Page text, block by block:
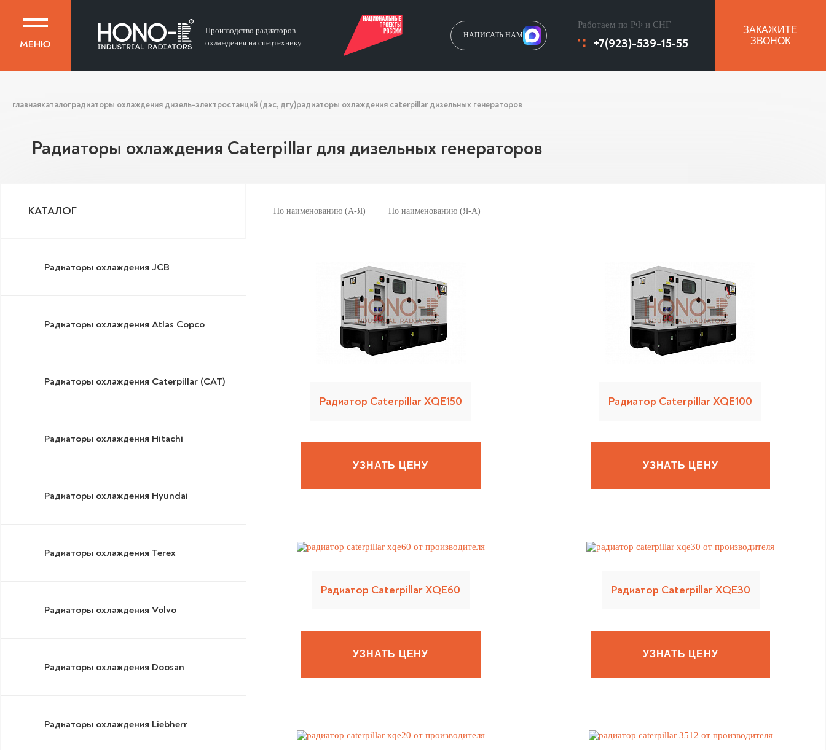
МЕНЮ
Производство радиаторов
охлаждения на спецтехнику
НАПИСАТЬ НАМ
Работаем по РФ и СНГ
+7(923)-539-15-55
ЗАКАЖИТЕ
ЗВОНОК
главнаякаталоградиаторы охлаждения дизель-электростанций (дэс, дгу)радиаторы охлаждения caterpillar дизельных генераторов
Радиаторы охлаждения Caterpillar для дизельных генераторов
КАТАЛОГ
Радиаторы охлаждения JCB
Радиаторы охлаждения Atlas Copco
Радиаторы охлаждения Caterpillar (CAT)
Радиаторы охлаждения Hitachi
Радиаторы охлаждения Hyundai
Радиаторы охлаждения Terex
Радиаторы охлаждения Volvo
Радиаторы охлаждения Doosan
Радиаторы охлаждения Liebherr
По наименованию (А-Я) По наименованию (Я-А)
Радиатор Caterpillar XQE150
УЗНАТЬ ЦЕНУ
Радиатор Caterpillar XQE100
УЗНАТЬ ЦЕНУ
Радиатор Caterpillar XQE60
УЗНАТЬ ЦЕНУ
Радиатор Caterpillar XQE30
УЗНАТЬ ЦЕНУ